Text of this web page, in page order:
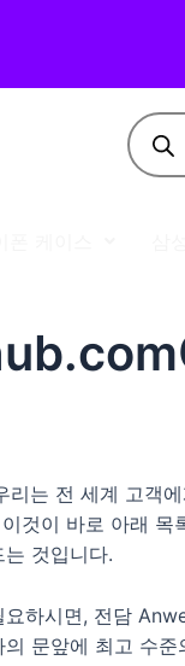
는 전 세계 고객
것이 바로 아래
것입니다.
하시면, 전담
문앞에 최고 수